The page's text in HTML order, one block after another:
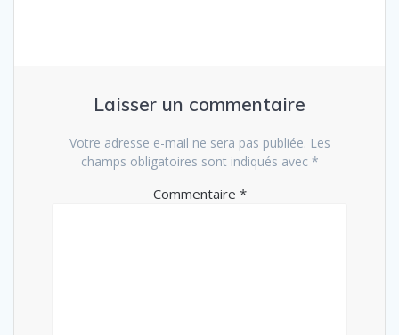
Laisser un commentaire
Votre adresse e-mail ne sera pas publiée. Les
champs obligatoires sont indiqués avec *
Commentaire *